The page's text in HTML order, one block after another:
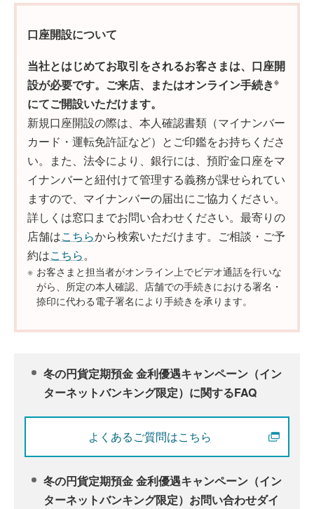
口座開設について
当社とはじめてお取引をされるお客さまは、口座開
設が必要です。ご来店、またはオンライン手続き※
にてご開設いただけます。
新規口座開設の際は、本人確認書類（マイナンバー
カード・運転免許証など）とご印鑑をお持ちくださ
い。また、法令により、銀行には、預貯金口座をマ
イナンバーと紐付けて管理する義務が課せられてい
ますので、マイナンバーの届出にご協力ください。
詳しくは窓口までお問い合わせください。最寄りの
店舗はこちらから検索いただけます。ご相談・ご予
約はこちら。
※ お客さまと担当者がオンライン上でビデオ通話を行いな
がら、所定の本人確認、店舗での手続きにおける署名・
捺印に代わる電子署名により手続きを承ります。
冬の円貨定期預金 金利優遇キャンペーン（イン
ターネットバンキング限定）に関するFAQ
よくあるご質問はこちら
冬の円貨定期預金 金利優遇キャンペーン（イン
ターネットバンキング限定）お問い合わせダイ